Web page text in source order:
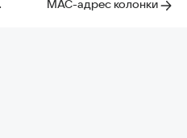
Нео MAC-адрес колонки